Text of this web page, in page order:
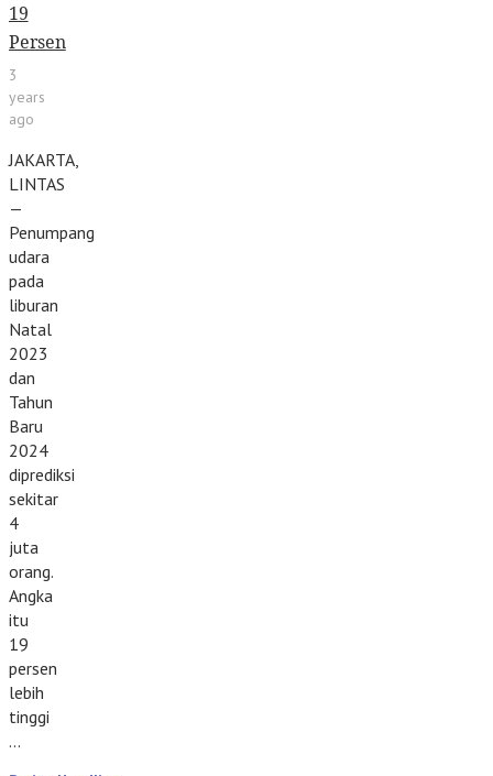
19
Persen
3
years
ago
JAKARTA,
LINTAS
—
Penumpang
udara
pada
liburan
Natal
2023
dan
Tahun
Baru
2024
diprediksi
sekitar
4
juta
orang.
Angka
itu
19
persen
lebih
tinggi
…